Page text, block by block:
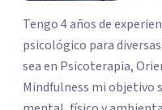
Tengo 4 años de
psicológico para
sea en Psicoterapia,
Mindfulness mi objetivo